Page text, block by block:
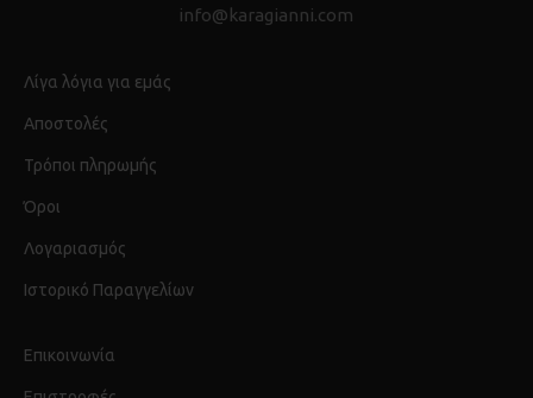
info@karagianni.com
Λίγα λόγια για εμάς
Αποστολές
Τρόποι πληρωμής
Όροι
Λογαριασμός
Ιστορικό Παραγγελίων
Επικοινωνία